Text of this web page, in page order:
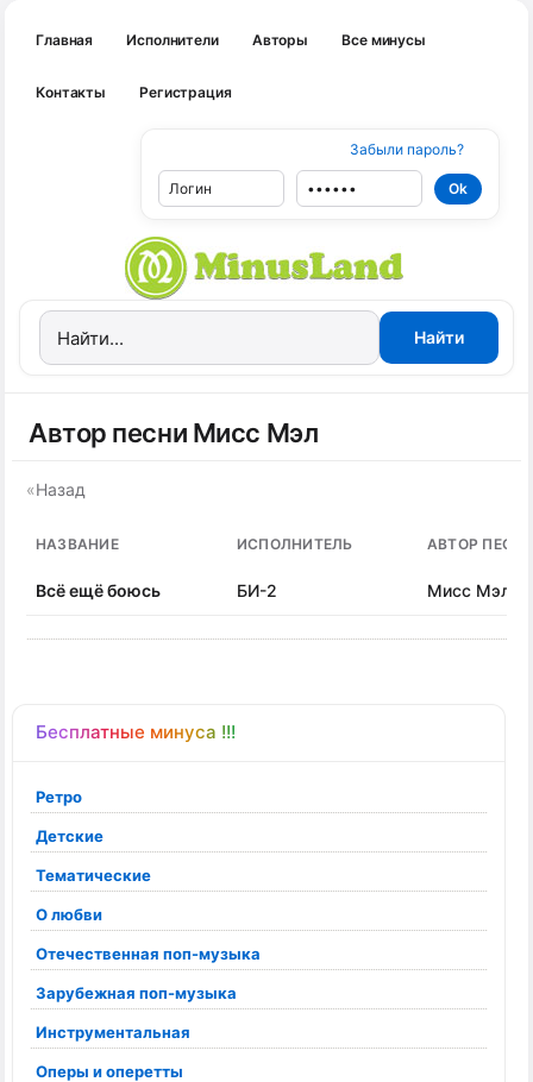
Главная Исполнители Авторы Все минусы
Контакты Регистрация
Забыли пароль?
Бесплатные минуса !!!
Ретро
Детские
Тематические
О любви
Отечественная поп-музыка
Зарубежная поп-музыка
Инструментальная
Оперы и оперетты
Автор песни Мисс Мэл
«Назад
НАЗВАНИЕ ИСПОЛНИТЕЛЬ АВТОР
Всё ещё боюсь БИ-2 Мисс Мэл